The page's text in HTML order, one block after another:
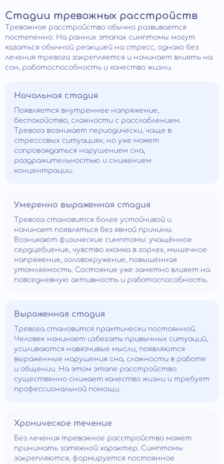
Стадии тревожных расстройств
Тревожное расстройство обычно развивается
постепенно. На ранних этапах симптомы могут
казаться обычной реакцией на стресс, однако без
лечения тревога закрепляется и начинает влиять на
сон, работоспособность и качество жизни.
Начальная стадия
Появляется внутреннее напряжение,
беспокойство, сложности с расслаблением.
Тревога возникает периодически, чаще в
стрессовых ситуациях, но уже может
сопровождаться нарушением сна,
раздражительностью и снижением
концентрации.
Умеренно выраженная стадия
Тревога становится более устойчивой и
начинает появляться без явной причины.
Возникают физические симптомы: учащённое
сердцебиение, чувство «комка в горле», мышечное
напряжение, головокружение, повышенная
утомляемость. Состояние уже заметно влияет на
повседневную активность и работоспособность.
Выраженная стадия
Тревога становится практически постоянной.
Человек начинает избегать привычных ситуаций,
усиливаются навязчивые мысли, появляются
выраженные нарушения сна, сложности в работе
и общении. На этом этапе расстройство
существенно снижает качество жизни и требует
профессиональной помощи.
Хроническое течение
Без лечения тревожное расстройство может
принимать затяжной характер. Симптомы
закрепляются, формируется постоянное